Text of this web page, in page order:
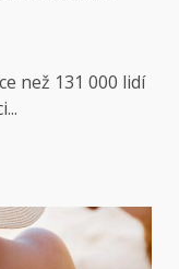
než 131 000 lidí